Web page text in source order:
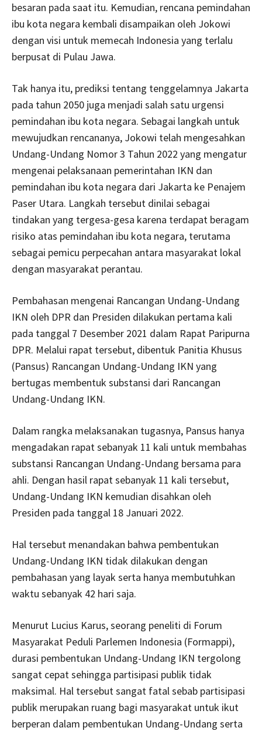
besaran pada saat itu. Kemudian, rencana pemindahan
ibu kota negara kembali disampaikan oleh Jokowi
dengan visi untuk memecah Indonesia yang terlalu
berpusat di Pulau Jawa.
Tak hanya itu, prediksi tentang tenggelamnya Jakarta
pada tahun 2050 juga menjadi salah satu urgensi
pemindahan ibu kota negara. Sebagai langkah untuk
mewujudkan rencananya, Jokowi telah mengesahkan
Undang-Undang Nomor 3 Tahun 2022 yang mengatur
mengenai pelaksanaan pemerintahan IKN dan
pemindahan ibu kota negara dari Jakarta ke Penajem
Paser Utara. Langkah tersebut dinilai sebagai
tindakan yang tergesa-gesa karena terdapat beragam
risiko atas pemindahan ibu kota negara, terutama
sebagai pemicu perpecahan antara masyarakat lokal
dengan masyarakat perantau.
Pembahasan mengenai Rancangan Undang-Undang
IKN oleh DPR dan Presiden dilakukan pertama kali
pada tanggal 7 Desember 2021 dalam Rapat Paripurna
DPR. Melalui rapat tersebut, dibentuk Panitia Khusus
(Pansus) Rancangan Undang-Undang IKN yang
bertugas membentuk substansi dari Rancangan
Undang-Undang IKN.
Dalam rangka melaksanakan tugasnya, Pansus hanya
mengadakan rapat sebanyak 11 kali untuk membahas
substansi Rancangan Undang-Undang bersama para
ahli. Dengan hasil rapat sebanyak 11 kali tersebut,
Undang-Undang IKN kemudian disahkan oleh
Presiden pada tanggal 18 Januari 2022.
Hal tersebut menandakan bahwa pembentukan
Undang-Undang IKN tidak dilakukan dengan
pembahasan yang layak serta hanya membutuhkan
waktu sebanyak 42 hari saja.
Menurut Lucius Karus, seorang peneliti di Forum
Masyarakat Peduli Parlemen Indonesia (Formappi),
durasi pembentukan Undang-Undang IKN tergolong
sangat cepat sehingga partisipasi publik tidak
maksimal. Hal tersebut sangat fatal sebab partisipasi
publik merupakan ruang bagi masyarakat untuk ikut
berperan dalam pembentukan Undang-Undang serta